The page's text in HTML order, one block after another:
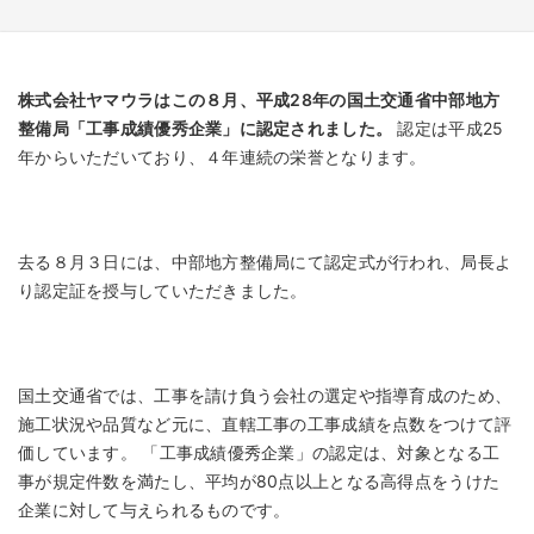
株式会社ヤマウラはこの８月、平成28年の国土交通省中部地方
整備局「工事成績優秀企業」に認定されました。
認定は平成25
年からいただいており、４年連続の栄誉となります。
去る８月３日には、中部地方整備局にて認定式が行われ、局長よ
り認定証を授与していただきました。
国土交通省では、工事を請け負う会社の選定や指導育成のため、
施工状況や品質など元に、直轄工事の工事成績を点数をつけて評
価しています。 「工事成績優秀企業」の認定は、対象となる工
事が規定件数を満たし、平均が80点以上となる高得点をうけた
企業に対して与えられるものです。